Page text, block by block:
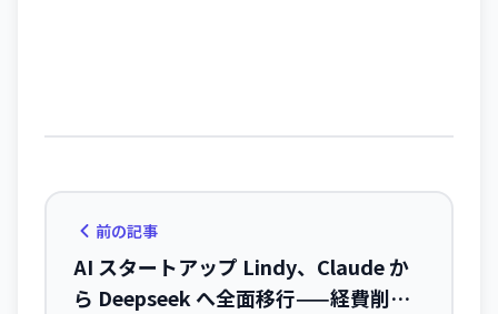
前の記事
AI スタートアップ Lindy、Claude か
ら Deepseek へ全面移行——経費削減